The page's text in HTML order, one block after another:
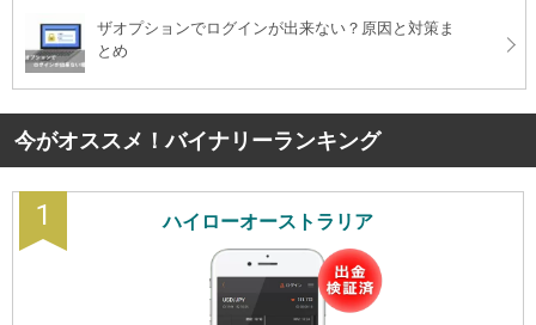
ザオプションでログインが出来ない？原因と対策ま
とめ
今がオススメ！バイナリーランキング
1 ハイローオーストラリア